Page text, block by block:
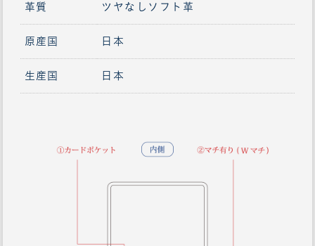
革質 ツヤなしソフト革
原産国 日本
生産国 日本